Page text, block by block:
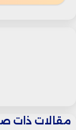
الأسواق خلال
تطورات
وقال تيم
“كيه سي إم
مقالات ذات